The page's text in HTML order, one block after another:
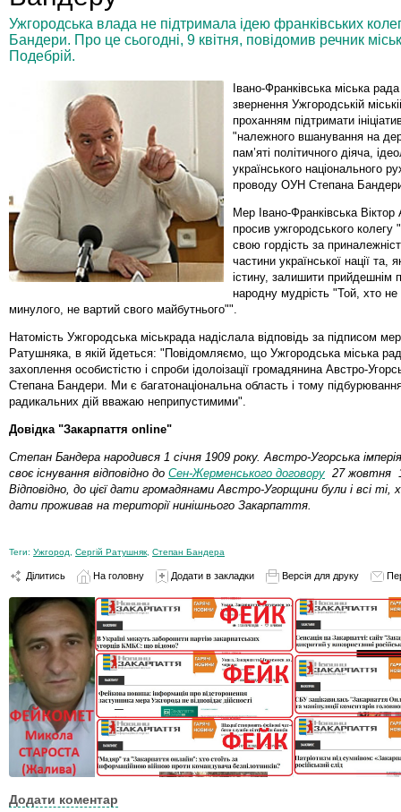
Ужгородська влада не підтримала ідею франківських
Бандери. Про це сьогодні, 9 квітня, повідомив речник
Подебрій.
Івано-Франківська міська
звернення Ужгородській
проханням підтримати
"належного вшанування на
пам’яті політичного діяча,
українського національного
проводу ОУН Степана
Мер Івано-Франківська
просив ужгородського колегу
свою гордість за
частини української нації та,
істину, залишити прийдешнім
народну мудрість "Той, хто не
минулого, не вартий свого майбутнього"".
Натомість Ужгородська міськрада надіслала відповідь за підписом
Ратушняка, в якій йдеться: "Повідомляємо, що Ужгородська міська
захоплення особистістю і спроби ідолоізації громадянина Австро-
Степана Бандери. Ми є багатонаціональна область і тому
радикальних дій вважаю неприпустимими".
Довідка "Закарпаття online"
Степан Бандера народився 1 січня 1909 року. Австро-Угорська
своє існування відповідно до Сен-Жерменського договору 27 жовтня
Відповідно, до цієї дати громадянами Австро-Угорщини були і всі ті,
дати проживав на території нинішнього Закарпаття.
Теги: Ужгород Сергій Ратушняк Степан Бандера
Ділитись На головну Додати в закладки Версія для друку
Додати коментар